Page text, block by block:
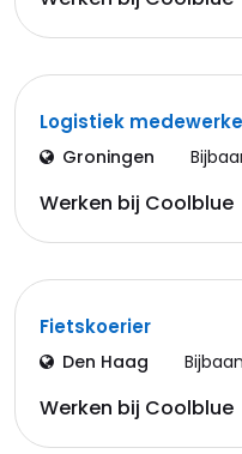
Logistiek
Groningen
Werken bij Coolblue
Fietskoerier
Den Haag Bijbaan
Werken bij Coolblue